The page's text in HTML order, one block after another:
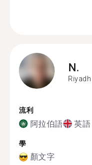
N.
Riyadh
流利
阿拉伯語 英語
學
顏文字